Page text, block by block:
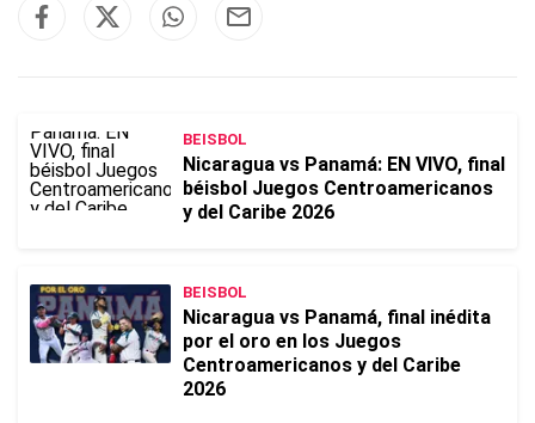
BEISBOL
Nicaragua vs Panamá: EN VIVO, final
béisbol Juegos Centroamericanos
y del Caribe 2026
BEISBOL
Nicaragua vs Panamá, final inédita
por el oro en los Juegos
Centroamericanos y del Caribe
2026